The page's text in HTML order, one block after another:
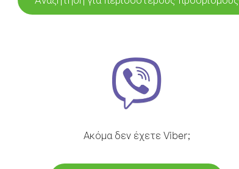
Ακόμα δεν έχετε Viber;